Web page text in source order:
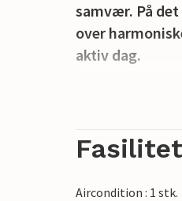
samvær. På
over
aktiv dag.
Forfrisk deg i
vin, eller bare
Spaser til
Aircondition : 1 stk.